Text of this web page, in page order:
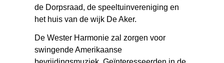
de Dorpsraad, de speeltuinvereniging en
het huis van de wijk De Aker.
De Wester Harmonie zal zorgen voor
swingende Amerikaanse